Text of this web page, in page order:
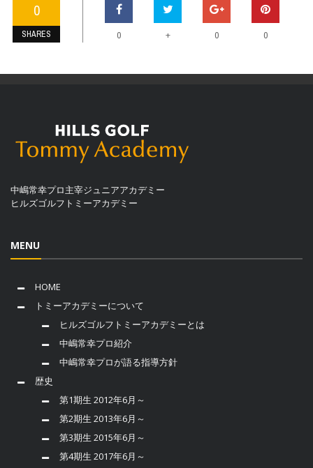
0
SHARES 0 + 0 0
中嶋常幸プロ主宰ジュニアアカデミー
ヒルズゴルフトミーアカデミー
MENU
HOME
トミーアカデミーについて
ヒルズゴルフトミーアカデミーとは
中嶋常幸プロ紹介
中嶋常幸プロが語る指導方針
歴史
第1期生 2012年6月～
第2期生 2013年6月～
第3期生 2015年6月～
第4期生 2017年6月～